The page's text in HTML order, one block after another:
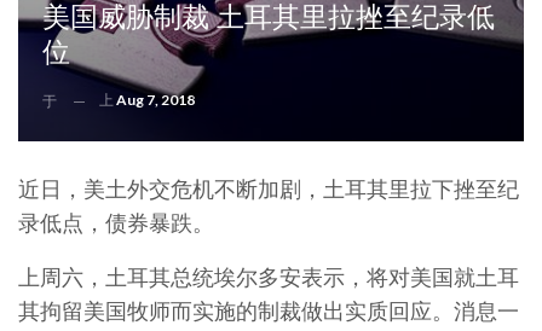
美国威胁制裁 土耳其里拉挫至纪录低
位
于 上 Aug 7, 2018
近日，美土外交危机不断加剧，土耳其里拉下挫至纪
录低点，债券暴跌。
上周六，土耳其总统埃尔多安表示，将对美国就土耳
其拘留美国牧师而实施的制裁做出实质回应。消息一